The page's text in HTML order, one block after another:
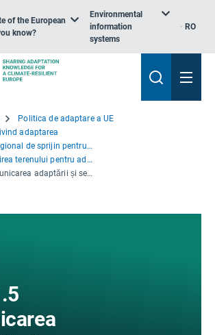
of the European
know?
Environmental
information
systems
RO
Politica de adaptare a UE
adaptarea
Instrumentul regional de sprijin pentru adaptare
Etapa 1 Pregătirea terenului pentru adaptare
Etapa 1.5 Comunicarea adaptării și sensibilizarea